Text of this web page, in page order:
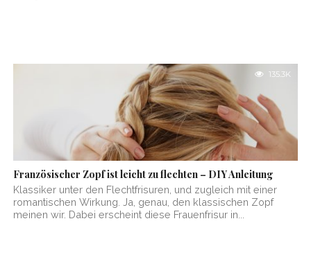
135.3K
Französischer Zopf ist leicht zu flechten – DIY Anleitung
Klassiker unter den Flechtfrisuren, und zugleich mit einer
romantischen Wirkung. Ja, genau, den klassischen Zopf
meinen wir. Dabei erscheint diese Frauenfrisur in...